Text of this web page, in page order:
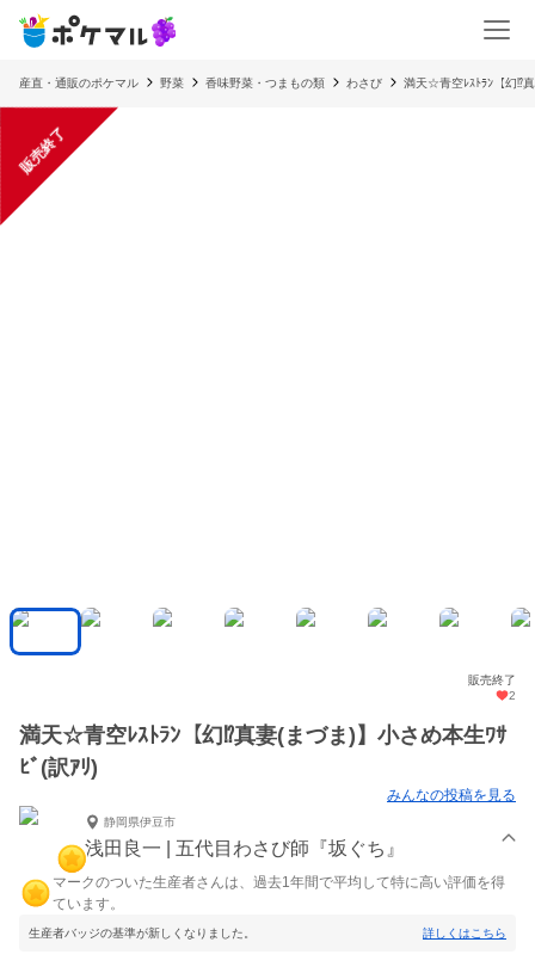
産直・通販のポケマル 野菜 香味野菜・つまもの類 わさび 満天☆青空ﾚｽﾄﾗﾝ【幻⁉
販売終了
販売終了
2
満天☆青空ﾚｽﾄﾗﾝ【幻⁉真妻(まづま)】小さめ本生ﾜｻ
ﾋﾞ(訳ｱﾘ)
みんなの投稿を見る
静岡県伊豆市
浅田良一 | 五代目わさび師『坂ぐち』
マークのついた生産者さんは、過去1年間で平均して特に高い評価を得
ています。
生産者バッジの基準が新しくなりました。 詳しくはこちら